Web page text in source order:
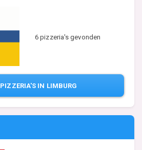
6 pizzeria's gevonden
PIZZERIA'S IN LIMBURG